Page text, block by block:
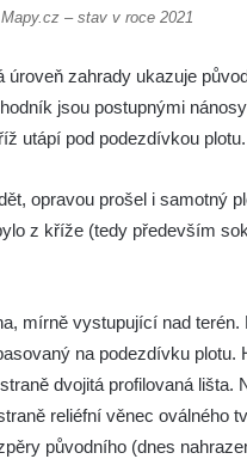
Lovoši
hřbitova v Horním
kříž východně od Sloupu v
kostelem svatých Petra a
Jeníkově
Mapy.cz – stav v roce 2021
úroveň zahrady ukazuje
jsou postupnými
utápí pod podezdívkou plotu.
opravou prošel i samotný
z kříže (tedy především
mírně vystupující nad terén.
na podezdívku plotu.
dvojitá profilovaná lišta.
reliéfní věnec oválného
původního (dnes